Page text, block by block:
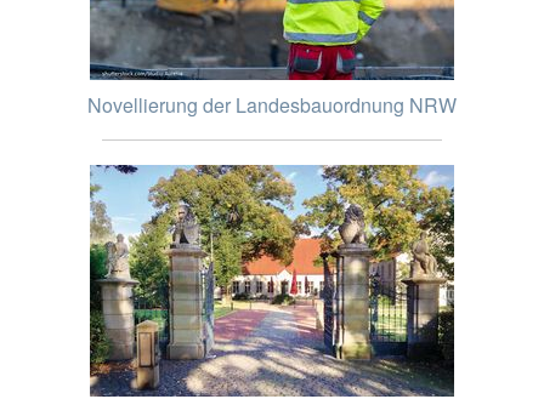
Novellierung der Landesbauordnung NRW